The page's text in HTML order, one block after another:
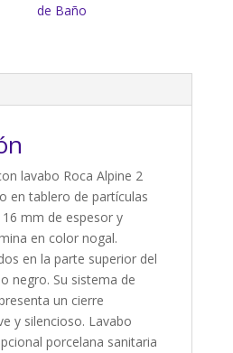
de Baño
lavabo Roca Alpine 2
en tablero de partículas
mm de espesor y
en color nogal.
en la parte superior del
negro. Su sistema de
un cierre
y silencioso. Lavabo
porcelana sanitaria